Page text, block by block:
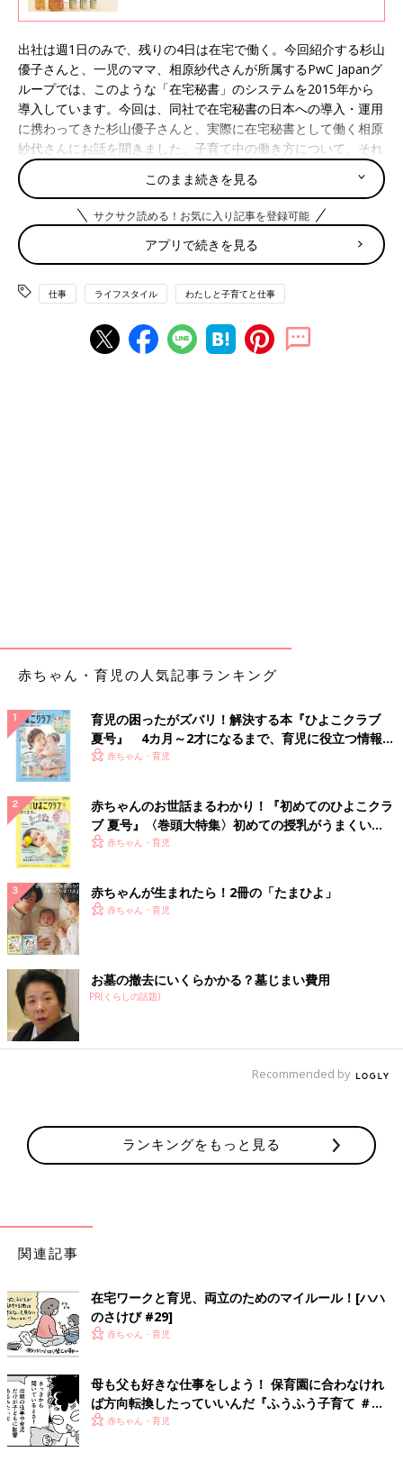
い麦茶 濃縮タイプ」（180g、115円(税別)／サ
ントリー）。水と混ぜるだけ、たった10秒で麦
茶ができあがるそう。ティーバッグを使って煮
出す時間も手間もかけないでOK。目からウロ
コの商品です。 そんな家族想いの商品を生み出
したサントリーの開発チームで活躍しているの
が、高原令奈 さんです。開発は、何軒も家庭訪
問をして、キッチンや冷蔵庫の様子を見ながら
ママの悩みを聞くところからスタート。
出社は週1日のみで、残りの4日は在宅で働く。今回紹介する杉山
優子さんと、一児のママ、相原紗代さんが所属するPwC Japanグ
ループでは、このような「在宅秘書」のシステムを2015年から
導入しています。今回は、同社で在宅秘書の日本への導入・運用
に携わってきた杉山優子さんと、実際に在宅秘書として働く相原
紗代さんにお話を聞きました。子育て中の働き方について、それ
ぞれにどのような思いがあるのでしょうか。
ママたちがキャリアをあきらめずに済む働き方を
在宅秘書という働き方は、もともとPwC米国法人で考えられたシ
果、昨今は秘書業務もリモートで行うことが増えているという理
り、当初は”働くママのために”考えられた働き方ではありません
ちょうどその頃、ある友人との会話がきっかけで、杉山さんは在
宅秘書を日本に導入する必要性をより強く感じるようになったと
「『私のママ友に、昔はバリバリ仕事をしていたんだけど、今は
専業主婦になっている人がいるの。自分ができることを活かして
もう一度働きたいと言っているのだけど、何かいい仕事はな
い？』という相談を受けたんです。日本には、高い能力を持ち、
仕事で十分な実績がありながらも、結婚・出産を機に家庭に入る
女性が大勢います。私自身も、優秀な女性が育児との両立ができ
ずに仕事をあきらめるケースをたくさん見てきました。このよう
な女性たちに、在宅秘書として活躍できる機会を提供できれば、
会社にとっても女性たちにとってもWIN-WINの関係を築けると
思いました。」
PwC Japanグループの在宅秘書の応募条件は、TOEIC850点以
上、社会人経験10年以上、中級レベル以上のパソコンスキルが必
須。かなりハードルが高い条件であるにもかかわらず、いざ公募
をしてみると想定を超える応募があったといいます。
「皆さん優秀な方ばかりなのですが、面接を受けることができた
というだけで『ありがとうございます』と御礼の言葉を口にされ
分ができることを活かして、もう1回、社会とつながりたいんで
す』と。キャリアを中断せざるを得なかった女性たちのこうした
切実な思いを叶えることが、本当の意味での女性活躍推進につな
ママが在宅で働くことは子どもにとってもプラスに
体にとっても良い影響をもたらすと杉山さんは考えています。
「ママが仕事をしている様子を見れば、子どもたちは『自分も将
来はこんなふうに働くんだな』とイメージしやすくなります。日
常のふとした親子の会話の中で、自分の経験をもとに社会とつな
げて話ができるママって素敵だと思うんです。
そして、働く母親の姿を間近で見て育った子どもたちは、将来、
自分が共働きで子育てをすることになったとき、家事や育児の分
このまま続きを見る
サクサク読める！お気に入り記事を登録可能
アプリで続きを見る
仕事 ライフスタイル わたしと子育てと仕事
赤ちゃん・育児の人気記事ランキング
育児の困ったがズバリ！解決する本『ひよこクラブ
夏号』 4カ月～2才になるまで、育児に役立つ情報が
いっぱい！
赤ちゃん・育児
赤ちゃんのお世話まるわかり！『初めてのひよこクラ
ブ 夏号』〈巻頭大特集〉初めての授乳がうまくい
く！ おっぱい・ミルクの基本と夏のトラブル 解決テ
赤ちゃん・育児
赤ちゃんが生まれたら！2冊の「たまひよ」
赤ちゃん・育児
お墓の撤去にいくらかかる？墓じまい費用
PR(くらしの話題)
Recommended by
ランキングをもっと見る
関連記事
在宅ワークと育児、両立のためのマイルール！[ハハ
のさけび #29]
赤ちゃん・育児
母も父も好きな仕事をしよう！ 保育園に合わなけれ
ば方向転換したっていいんだ『ふうふう子育て ＃
61』赤ちゃん・育児